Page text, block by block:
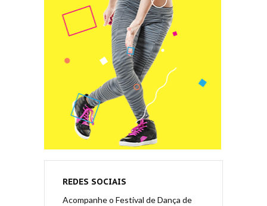
REDES SOCIAIS
Acompanhe o Festival de Dança de